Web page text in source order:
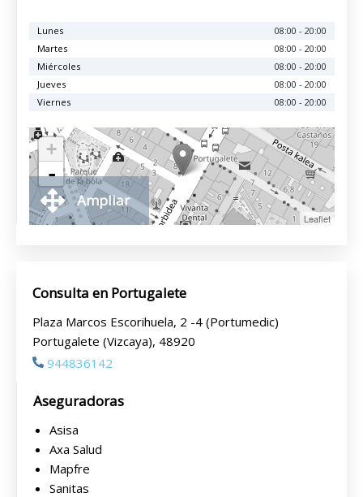
Lunes
08:00 - 20:00
Martes
08:00 - 20:00
Miércoles
08:00 - 20:00
Jueves
08:00 - 20:00
Viernes
08:00 - 20:00
+
-
Leaflet
Ampliar
Consulta en Portugalete
Plaza Marcos Escorihuela, 2 -4 (Portumedic)
Portugalete (Vizcaya), 48920
944836142
Aseguradoras
Asisa
Axa Salud
Mapfre
Sanitas